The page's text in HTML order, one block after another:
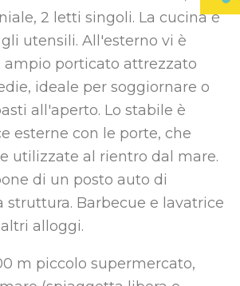
2 letti singoli. La cucina è
utensili. All'esterno vi è
porticato attrezzato
ideale per soggiornare o
all'aperto. Lo stabile è
esterne con le porte, che
utilizzate al rientro dal mare.
di un posto auto di
struttura. Barbecue e lavatrice
alloggi.
m piccolo supermercato,